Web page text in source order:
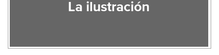
La ilustración